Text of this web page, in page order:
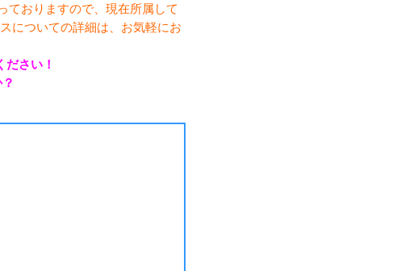
ておりますので、現在所属して
についての詳細は、お気軽にお
さい！